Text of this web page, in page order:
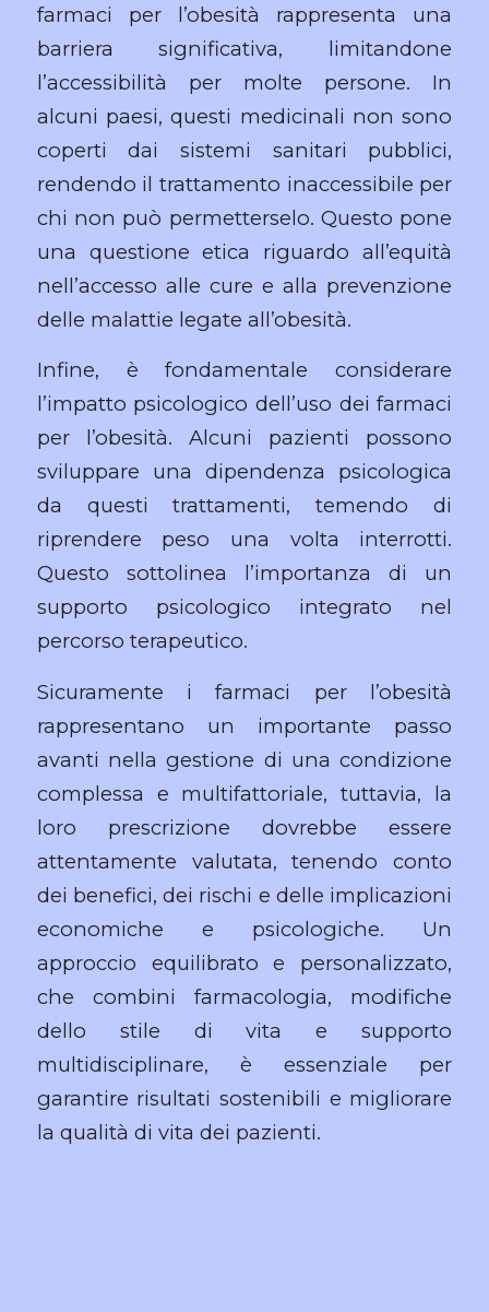
farmaci per l’obesità rappresenta una
barriera significativa, limitandone
l’accessibilità per molte persone. In
alcuni paesi, questi medicinali non sono
coperti dai sistemi sanitari pubblici,
rendendo il trattamento inaccessibile per
chi non può permetterselo. Questo pone
una questione etica riguardo all’equità
nell’accesso alle cure e alla prevenzione
delle malattie legate all’obesità.
Infine, è fondamentale considerare
l’impatto psicologico dell’uso dei farmaci
per l’obesità. Alcuni pazienti possono
sviluppare una dipendenza psicologica
da questi trattamenti, temendo di
riprendere peso una volta interrotti.
Questo sottolinea l’importanza di un
supporto psicologico integrato nel
percorso terapeutico.
Sicuramente i farmaci per l’obesità
rappresentano un importante passo
avanti nella gestione di una condizione
complessa e multifattoriale, tuttavia, la
loro prescrizione dovrebbe essere
attentamente valutata, tenendo conto
dei benefici, dei rischi e delle implicazioni
economiche e psicologiche. Un
approccio equilibrato e personalizzato,
che combini farmacologia, modifiche
dello stile di vita e supporto
multidisciplinare, è essenziale per
garantire risultati sostenibili e migliorare
la qualità di vita dei pazienti.